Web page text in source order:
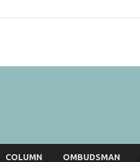
COLUMN OMBUDSMAN